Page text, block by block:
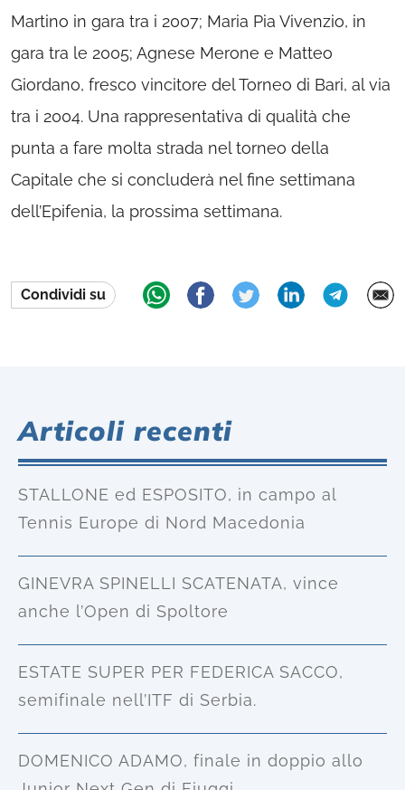
Martino in gara tra i 2007; Maria Pia Vivenzio, in
gara tra le 2005; Agnese Merone e Matteo
Giordano, fresco vincitore del Torneo di Bari, al via
tra i 2004. Una rappresentativa di qualità che
punta a fare molta strada nel torneo della
Capitale che si concluderà nel fine settimana
dell’Epifenia, la prossima settimana.
Condividi su
Articoli recenti
STALLONE ed ESPOSITO, in campo al
Tennis Europe di Nord Macedonia
GINEVRA SPINELLI SCATENATA, vince
anche l’Open di Spoltore
ESTATE SUPER PER FEDERICA SACCO,
semifinale nell’ITF di Serbia.
DOMENICO ADAMO, finale in doppio allo